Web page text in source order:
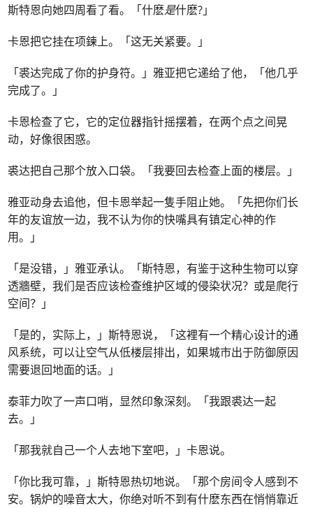
斯特恩向她四周看了看。「什麽是什麽?」
卡恩把它挂在项鍊上。「这无关紧要。」
「裘达完成了你的护身符。」雅亚把它递给了他，「他几乎
完成了。」
卡恩检查了它，它的定位器指针摇摆着，在两个点之间晃
动，好像很困惑。
裘达把自己那个放入口袋。「我要回去检查上面的楼层。」
雅亚动身去追他，但卡恩举起一隻手阻止她。「先把你们长
年的友谊放一边，我不认为你的快嘴具有镇定心神的作
用。」
「是没错，」雅亚承认。「斯特恩，有鉴于这种生物可以穿
透牆壁，我们是否应该检查维护区域的侵染状况？或是爬行
空间？」
「是的，实际上，」斯特恩说，「这裡有一个精心设计的通
风系统，可以让空气从低楼层排出，如果城市出于防御原因
需要退回地面的话。」
泰菲力吹了一声口哨，显然印象深刻。「我跟裘达一起
去。」
「那我就自己一个人去地下室吧，」卡恩说。
「你比我可靠，」斯特恩热切地说。「那个房间令人感到不
安。锅炉的噪音太大，你绝对听不到有什麽东西在悄悄靠近